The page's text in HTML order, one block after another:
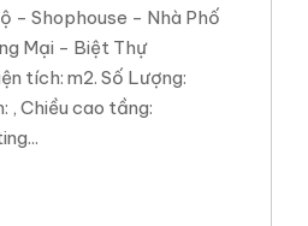
- Shophouse - Nhà Phố
Mại - Biệt Thự
tích: m2. Số Lượng:
, Chiều cao tầng: